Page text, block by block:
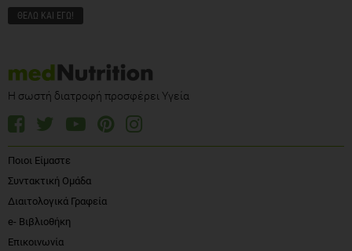
Η σωστή διατροφή προσφέρει Υγεία
Ποιοι Είμαστε
Συντακτική Ομάδα
Διαιτολογικά Γραφεία
e- Βιβλιοθήκη
Επικοινωνία